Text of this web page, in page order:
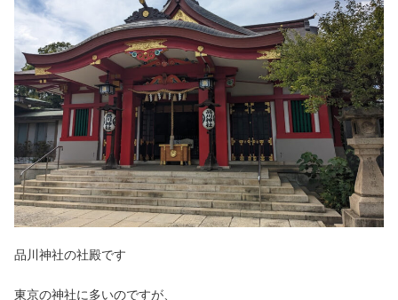
品川神社の社殿です
東京の神社に多いのですが、